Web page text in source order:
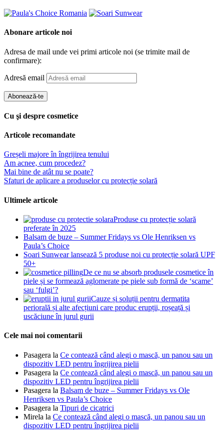
Abonare articole noi
Adresa de mail unde vei primi articole noi (se trimite mail de
confirmare):
Adresă email
Abonează-te
Cu şi despre cosmetice
Articole recomandate
Greșeli majore în îngrijirea tenului
Am acnee, cum procedez?
Mai bine de atât nu se poate?
Sfaturi de aplicare a produselor cu protecție solară
Ultimele articole
Produse cu protecție solară
preferate în 2025
Balsam de buze – Summer Fridays vs Ole Henriksen vs
Paula’s Choice
Soari Sunwear lansează 5 produse noi cu protecție solară UPF
50+
De ce nu se absorb produsele cosmetice în
piele și se formează aglomerate pe piele sub formă de ‘scame’
sau ‘fulgi’?
Cauze și soluții pentru dermatita
periorală și alte afecțiuni care produc erupții, roșeață și
uscăciune în jurul gurii
Cele mai noi comentarii
Pasagera la Ce contează când alegi o mască, un panou sau un
dispozitiv LED pentru îngrijirea pielii
Pasagera la Ce contează când alegi o mască, un panou sau un
dispozitiv LED pentru îngrijirea pielii
Pasagera la Balsam de buze – Summer Fridays vs Ole
Henriksen vs Paula’s Choice
Pasagera la Tipuri de cicatrici
Mirela la Ce contează când alegi o mască, un panou sau un
dispozitiv LED pentru îngrijirea pielii